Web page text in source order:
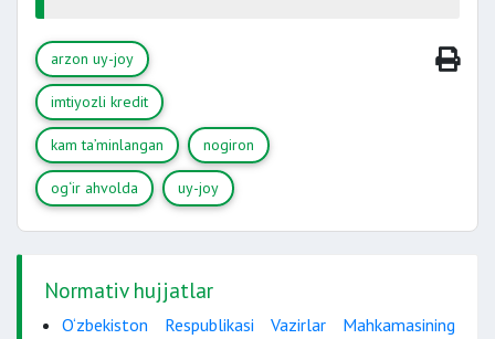
uch yilda
arzon uy-joy
imtiyozli kredit
kam ta’minlangan nogiron
og‘ir ahvolda uy-joy
Normativ hujjatlar
O‘zbekiston Respublikasi Vazirlar Mahkamasining